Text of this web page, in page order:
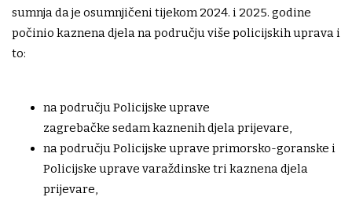
sumnja da je osumnjičeni tijekom 2024. i 2025. godine
počinio kaznena djela na području više policijskih uprava i
to:
na području Policijske uprave
zagrebačke sedam kaznenih djela prijevare,
na području Policijske uprave primorsko-goranske i
Policijske uprave varaždinske tri kaznena djela
prijevare,